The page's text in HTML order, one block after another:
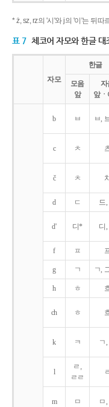
* ż, sz, rz의 '시'와 j의 '이'는 뒤
표 7 체코어 자모와 한글 대
자모
한글
모음
앞
자
앞
b ㅂ ㅂ,
c ㅊ
č ㅊ 치
d ㄷ 드,
d' 디* 디,
f ㅍ
g ㄱ ㄱ,
h ㅎ
ch ㅎ
k ㅋ ㄱ
l
ㄹ,
ㄹㄹ
m ㅁ ㅁ